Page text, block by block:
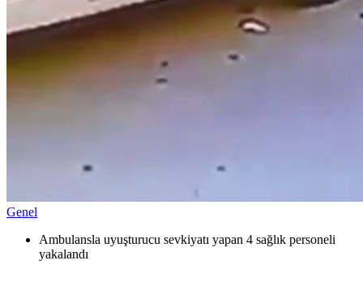
Genel
Ambulansla uyuşturucu sevkiyatı yapan 4 sağlık personeli
yakalandı